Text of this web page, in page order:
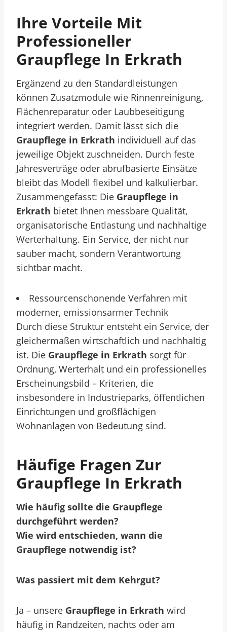
Ihre Vorteile Mit
Professioneller
Graupflege In Erkrath
Ergänzend zu den Standardleistungen
können Zusatzmodule wie Rinnenreinigung,
Flächenreparatur oder Laubbeseitigung
integriert werden. Damit lässt sich die
Graupflege in Erkrath individuell auf das
jeweilige Objekt zuschneiden. Durch feste
Jahresverträge oder abrufbasierte Einsätze
bleibt das Modell flexibel und kalkulierbar.
Zusammengefasst: Die Graupflege in
Erkrath bietet Ihnen messbare Qualität,
organisatorische Entlastung und nachhaltige
Werterhaltung. Ein Service, der nicht nur
sauber macht, sondern Verantwortung
sichtbar macht.
Ressourcenschonende Verfahren mit
moderner, emissionsarmer Technik
Durch diese Struktur entsteht ein Service, der
gleichermaßen wirtschaftlich und nachhaltig
ist. Die Graupflege in Erkrath sorgt für
Ordnung, Werterhalt und ein professionelles
Erscheinungsbild – Kriterien, die
insbesondere in Industrieparks, öffentlichen
Einrichtungen und großflächigen
Wohnanlagen von Bedeutung sind.
Häufige Fragen Zur
Graupflege In Erkrath
Wie häufig sollte die Graupflege
durchgeführt werden?
Wie wird entschieden, wann die
Graupflege notwendig ist?
Was passiert mit dem Kehrgut?
Ja – unsere Graupflege in Erkrath wird
häufig in Randzeiten, nachts oder am